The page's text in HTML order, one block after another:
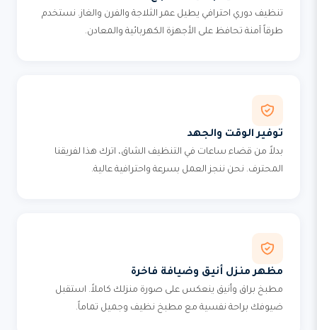
تنظيف دوري احترافي يطيل عمر الثلاجة والفرن والغاز. نستخدم
طرقاً آمنة تحافظ على الأجهزة الكهربائية والمعادن.
توفير الوقت والجهد
بدلاً من قضاء ساعات في التنظيف الشاق، اترك هذا لفريقنا
المحترف. نحن ننجز العمل بسرعة واحترافية عالية.
مظهر منزل أنيق وضيافة فاخرة
مطبخ براق وأنيق ينعكس على صورة منزلك كاملاً. استقبل
ضيوفك براحة نفسية مع مطبخ نظيف وجميل تماماً.